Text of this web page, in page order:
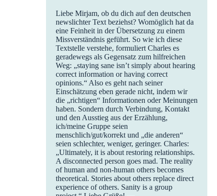
Liebe Mirjam, ob du dich auf den deutschen
newslichter Text beziehst? Womöglich hat da
eine Feinheit in der Übersetzung zu einem
Missverständnis geführt. So wie ich diese
Textstelle verstehe, formuliert Charles es
geradewegs als Gegensatz zum hilfreichen
Weg: „staying sane isn’t simply about hearing
correct information or having correct
opinions.“ Also es geht nach seiner
Einschätzung eben gerade nicht, indem wir
die „richtigen“ Informationen oder Meinungen
haben. Sondern durch Verbindung, Kontakt
und den Ausstieg aus der Erzählung,
ich/meine Gruppe seien
menschlich/gut/korrekt und „die anderen“
seien schlechter, weniger, geringer. Charles:
„Ultimately, it is about restoring relationships.
A disconnected person goes mad. The reality
of human and non-human others becomes
theoretical. Stories about others replace direct
experience of others. Sanity is a group